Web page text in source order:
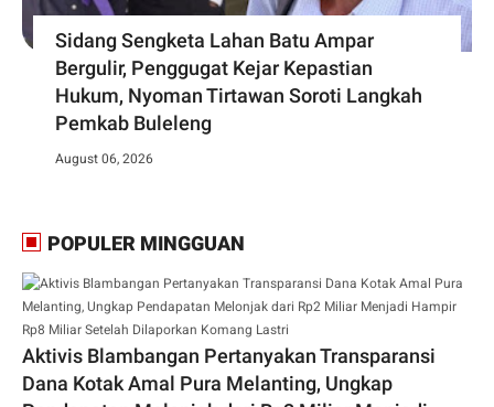
Sidang Sengketa Lahan Batu Ampar
Bergulir, Penggugat Kejar Kepastian
Hukum, Nyoman Tirtawan Soroti Langkah
Pemkab Buleleng
August 06, 2026
POPULER MINGGUAN
Aktivis Blambangan Pertanyakan Transparansi
Dana Kotak Amal Pura Melanting, Ungkap